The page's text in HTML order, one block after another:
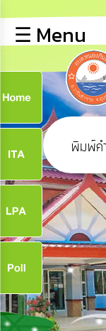
หลัก
ข้อมูล
พื้น
ฐาน
บุคลากร
ข่าว
ประชาสัมพันธ์
การ
เผย
ข้อมูล
สาธารณะ
OIT
☰ Menu